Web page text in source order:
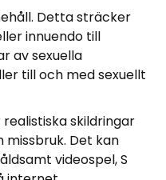
Detta sträcker
innuendo till
av sexuella
till och med sexuellt
skildringar
missbruk. Det kan
videospel, S